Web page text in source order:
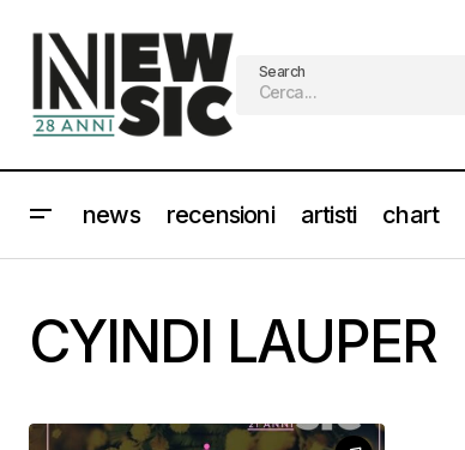
Search
news recensioni artisti chart
CYINDI LAUPER